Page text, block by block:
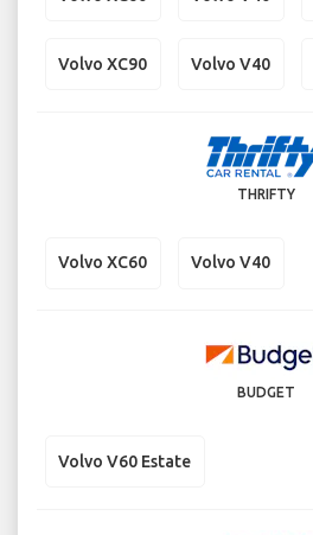
Volvo XC90 Volvo V40
THRIFTY
Volvo XC60 Volvo V40
BUDGET
Volvo V60 Estate